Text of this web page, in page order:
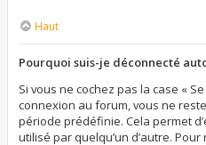
Haut
Pourquoi suis-je déconnecté
Si vous ne cochez pas la case «
connexion au forum, vous ne
période prédéfinie. Cela permet
utilisé par quelqu’un d’autre.